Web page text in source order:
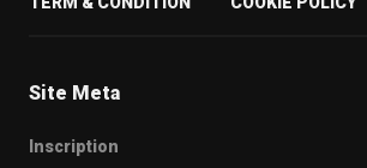
Site Meta
Inscription